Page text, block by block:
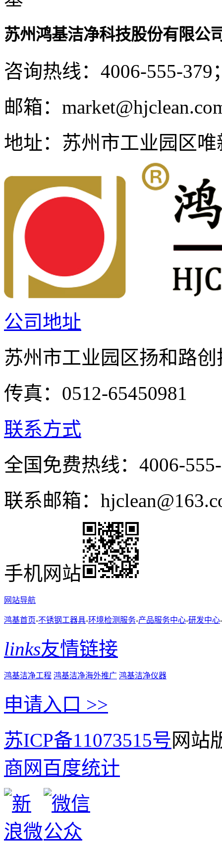
苏州鸿基洁净科技股份有限公
咨询热线： 4006-555-379
邮箱：
地址： 苏州市工业园区
公司地址
苏州市工业园区扬和路
传真：0512-65450981
联系方式
全国免费热线：4006-
联系邮箱：
手机网站
网站导航
鸿基首页-不锈钢工器具-环境检测服务-产品服务中心-研发中心-
links友情链接
鸿基洁净工程 鸿基洁净海外推广 鸿基洁净仪器
申请入口 >>
苏ICP备11073515号网站
商网百度统计